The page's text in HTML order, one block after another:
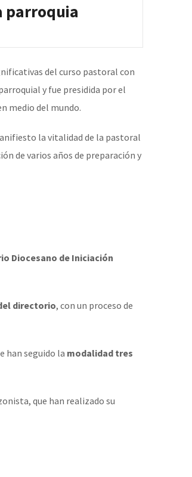
parroquia
del curso pastoral con
y fue presidida por el
medio del mundo.
la vitalidad de la pastoral
de varios años de preparación y
Diocesano de Iniciación
directorio, con un proceso de
han seguido la modalidad tres
que han realizado su